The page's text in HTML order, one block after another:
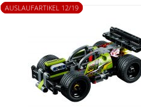
AUSLAUFARTIKEL 12/19